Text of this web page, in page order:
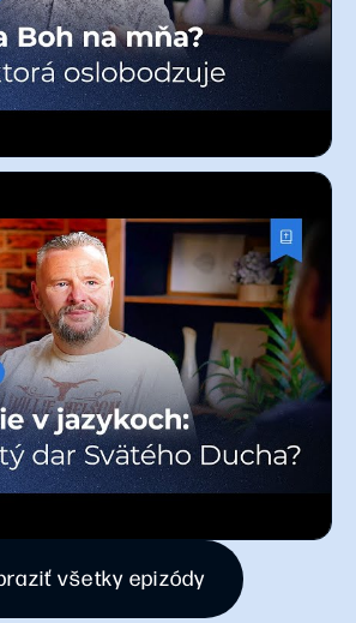
všetky epizódy